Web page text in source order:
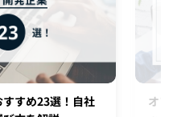
すめ23選！自社
オフ